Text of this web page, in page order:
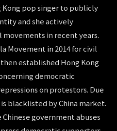
Kong pop singer to publicly
and she actively
movements in recent years.
Movement in 2014 for civil
established Hong Kong
democratic
on protestors. Due
blacklisted by China market.
government abuses